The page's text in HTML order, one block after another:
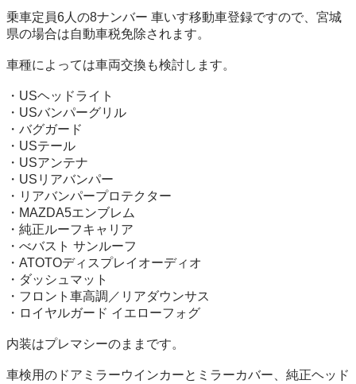
乗車定員6人の8ナンバー 車いす移動車登録ですので、宮城
県の場合は自動車税免除されます。
車種によっては車両交換も検討します。
・USヘッドライト
・USバンパーグリル
・バグガード
・USテール
・USアンテナ
・USリアバンパー
・リアバンパープロテクター
・MAZDA5エンブレム
・純正ルーフキャリア
・べバスト サンルーフ
・ATOTOディスプレイオーディオ
・ダッシュマット
・フロント車高調／リアダウンサス
・ロイヤルガード イエローフォグ
内装はプレマシーのままです。
車検用のドアミラーウインカーとミラーカバー、純正ヘッド